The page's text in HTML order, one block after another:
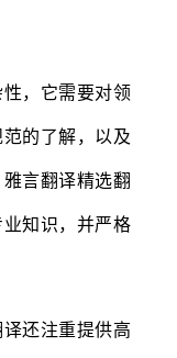
，它需要对领
的了解，以及
言翻译精选翻
知识，并严格
还注重提供高